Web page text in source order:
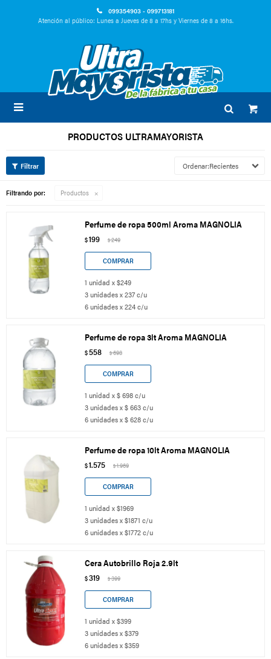
099354903 - 099713181
Atención al público: Lunes a Jueves de 8 a 17hs y Viernes de 8 a 16hs.

PRODUCTOS ULTRAMAYORISTA
Recientes
Filtrando por: Productos
Perfume de ropa 500ml Aroma MAGNOLIA
$199 $249
1 unidad x $249
3 unidades x 237 c/u
6 unidades x 224 c/u
Perfume de ropa 3lt Aroma MAGNOLIA
$558 $698
1 unidad x $ 698 c/u
3 unidades x $ 663 c/u
6 unidades x $ 628 c/u
Perfume de ropa 10lt Aroma MAGNOLIA
$1.575 $1.969
1 unidad x $1969
3 unidades x $1871 c/u
6 unidades x $1772 c/u
Cera Autobrillo Roja 2.9lt
$319 $399
1 unidad x $399
3 unidades x $379
6 unidades x $359